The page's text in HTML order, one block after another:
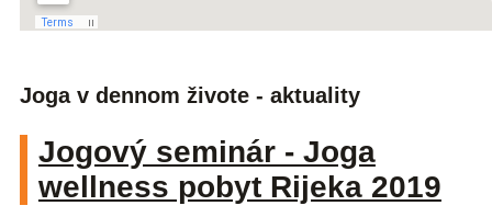
Joga v dennom živote - aktuality
Jogový seminár - Joga
wellness pobyt Rijeka 2019